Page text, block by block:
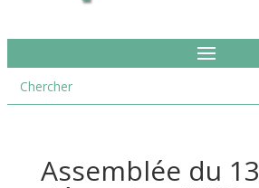
Assemblée du 13